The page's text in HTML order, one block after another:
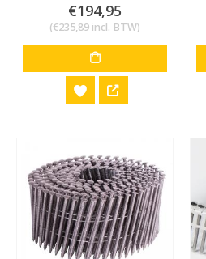
0out of 5
€194,95
(€235,89 incl. BTW)